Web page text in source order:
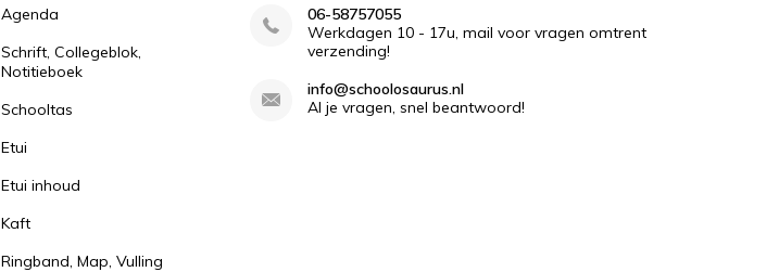
Agenda
Schrift, Collegeblok,
Notitieboek
Schooltas
Etui
Etui inhoud
Kaft
Ringband, Map, Vulling
06-58757055
Werkdagen 10 - 17u, mail voor vragen omtrent
verzending!
info@schoolosaurus.nl
Al je vragen, snel beantwoord!